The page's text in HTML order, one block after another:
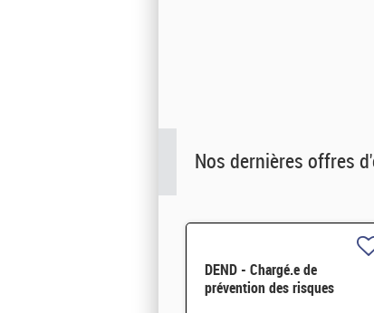
Nos dernières offres
DEND - Chargé.e de
prévention des risques